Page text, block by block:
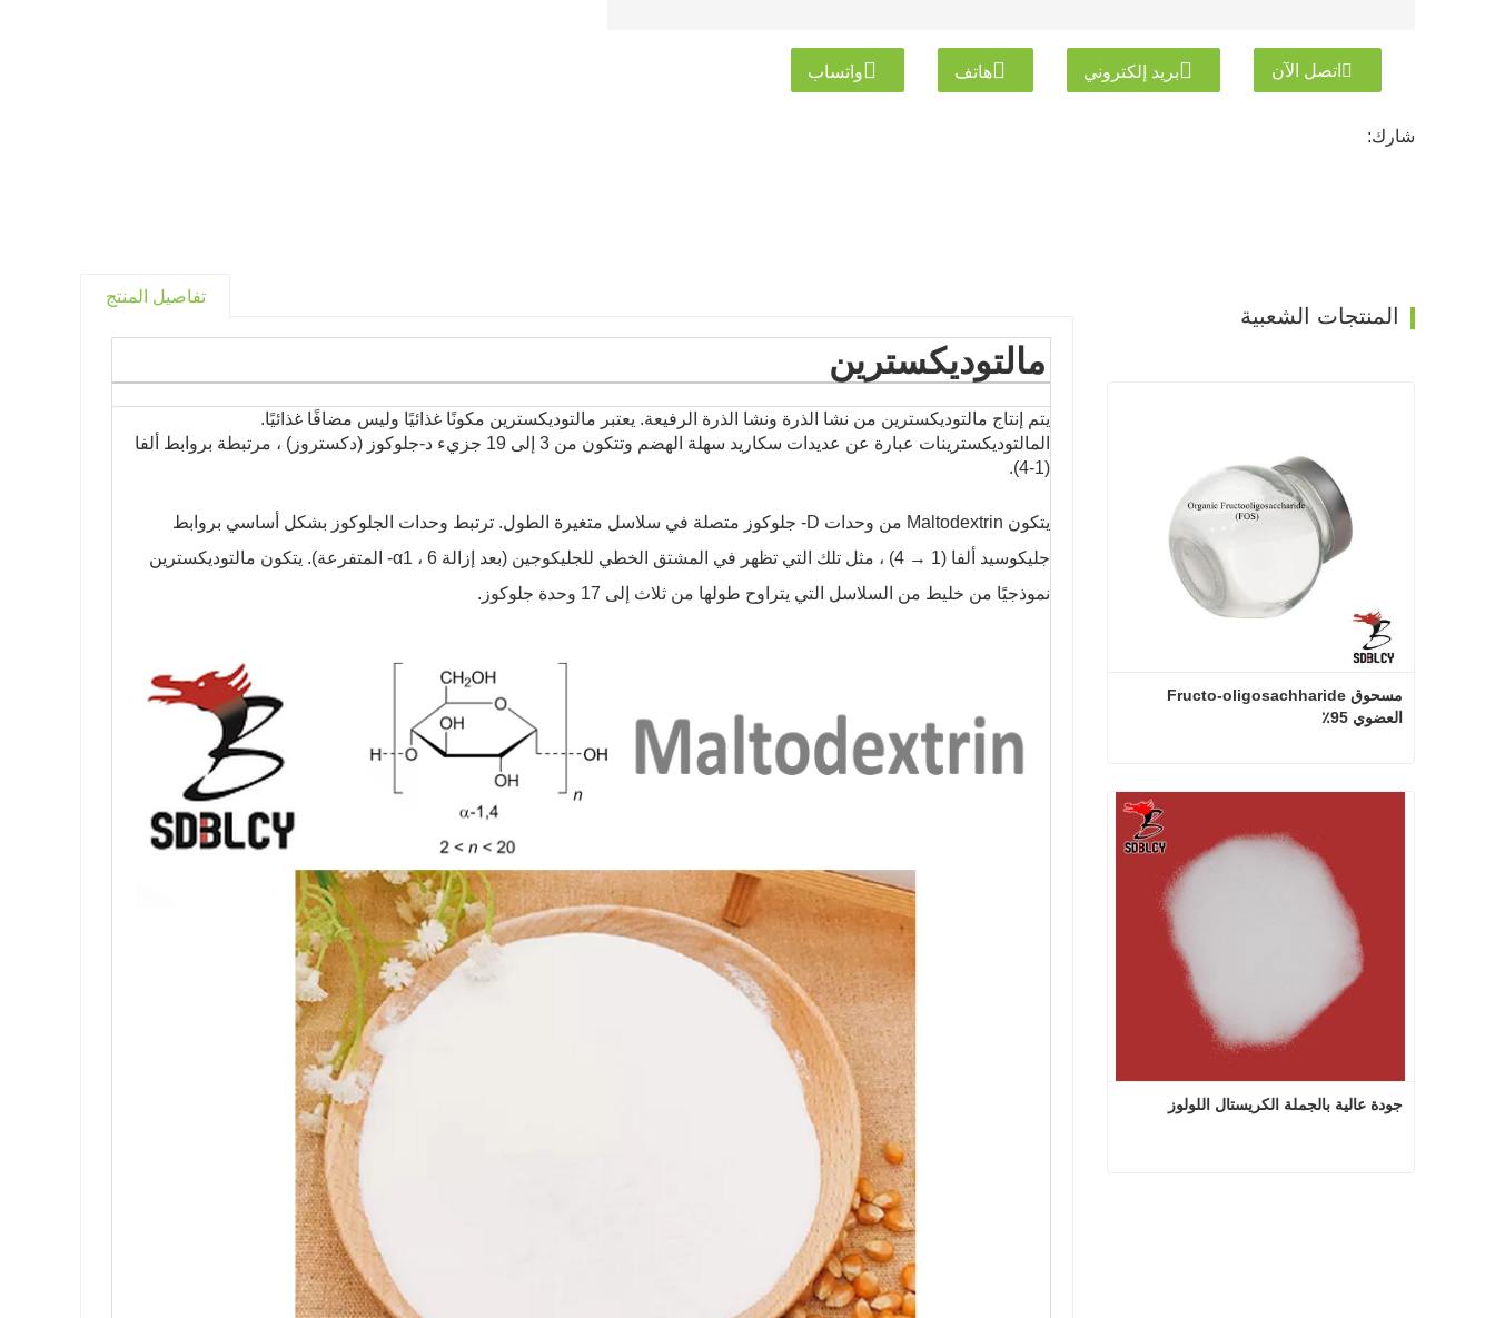
اتصل الآن بريد إلكتروني هاتف واتساب
شارك:
تفاصيل المنتج
مالتوديكسترين
يتم إنتاج مالتوديكسترين من نشا الذرة ونشا الذرة الرفيعة. يعتبر مالتوديكسترين مكونًا غذائيًا وليس مضافًا غذائيًا.
المالتوديكسترينات عبارة عن عديدات سكاريد سهلة الهضم وتتكون من 3 إلى 19 جزيء د-جلوكوز (دكستروز) ، مرتبطة بروابط ألفا
(1-4).
يتكون Maltodextrin من وحدات D- جلوكوز متصلة في سلاسل متغيرة الطول. ترتبط وحدات الجلوكوز بشكل أساسي بروابط
جليكوسيد ألفا (1 → 4) ، مثل تلك التي تظهر في المشتق الخطي للجليكوجين (بعد إزالة α1 ، 6- المتفرعة). يتكون مالتوديكسترين
نموذجيًا من خليط من السلاسل التي يتراوح طولها من ثلاث إلى 17 وحدة جلوكوز.
المنتجات الشعبية
العضوي 95٪
مسحوق Fructo-oligosachharide العضوي 95٪
اتصل الآن
جودة عالية بالجملة الكريستال اللولوز